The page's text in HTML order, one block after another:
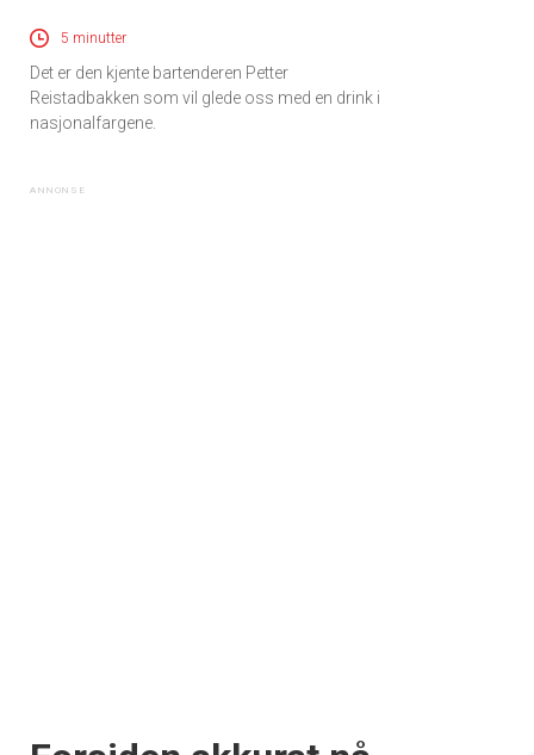
5 minutter
Det er den kjente bartenderen Petter
Reistadbakken som vil glede oss med en drink i
nasjonalfargene.